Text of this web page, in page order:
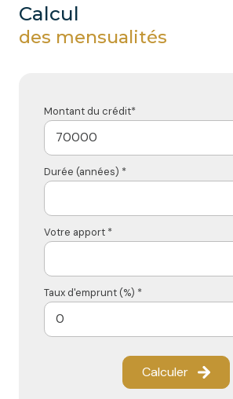
calcul
des mensualités
Montant du crédit*
Durée (années) *
Votre apport *
Taux d'emprunt (%) *
Calculer